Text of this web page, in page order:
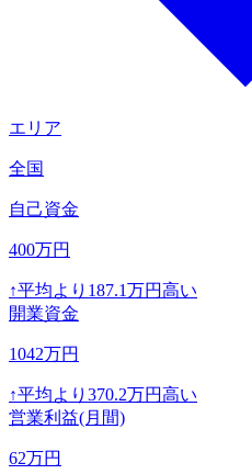
エリア
全国
自己資金
400万円
↑平均より 187.1万円高い
開業資金
1042万円
↑平均より 370.2万円高い
営業利益(月間)
62万円